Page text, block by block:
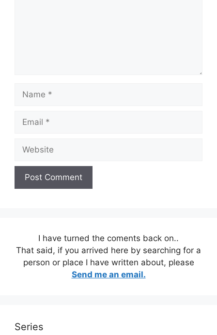
Name
Email
Website
I have turned the coments back on..
That said, if you arrived here by searching for a
person or place I have written about, please
Send me an email.
Series